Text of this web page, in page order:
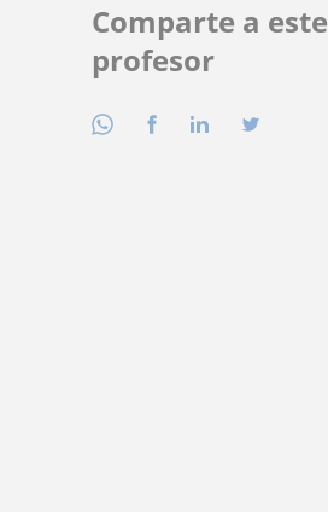
Comparte a este
profesor